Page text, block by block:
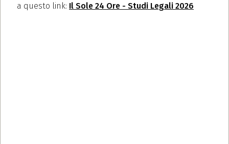
a questo link: Il Sole 24 Ore - Studi Legali 2026